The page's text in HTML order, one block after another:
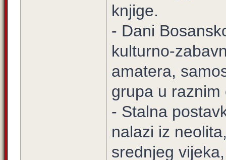
knjige.
- Dani
kulturno-
amatera,
grupa u
- Stalna
nalazi iz
srednjeg